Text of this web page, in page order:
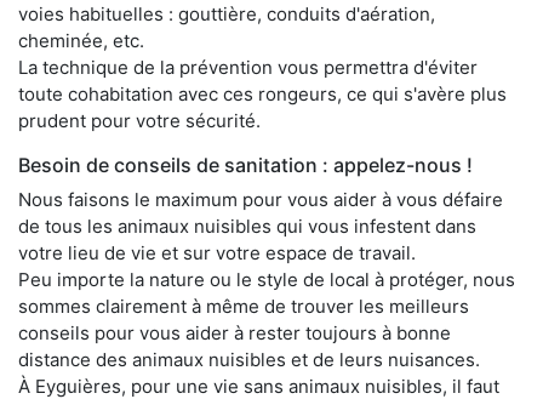
voies habituelles : gouttière, conduits d'aération,
cheminée, etc.
La technique de la prévention vous permettra d'éviter
toute cohabitation avec ces rongeurs, ce qui s'avère plus
prudent pour votre sécurité.
Besoin de conseils de sanitation : appelez-nous !
Nous faisons le maximum pour vous aider à vous défaire
de tous les animaux nuisibles qui vous infestent dans
votre lieu de vie et sur votre espace de travail.
Peu importe la nature ou le style de local à protéger, nous
sommes clairement à même de trouver les meilleurs
conseils pour vous aider à rester toujours à bonne
distance des animaux nuisibles et de leurs nuisances.
À Eyguières, pour une vie sans animaux nuisibles, il faut